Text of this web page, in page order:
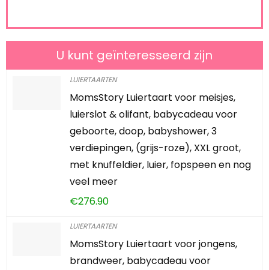
U kunt geïnteresseerd zijn
LUIERTAARTEN
MomsStory Luiertaart voor meisjes,
luierslot & olifant, babycadeau voor
geboorte, doop, babyshower, 3
verdiepingen, (grijs-roze), XXL groot,
met knuffeldier, luier, fopspeen en nog
veel meer
€276.90
LUIERTAARTEN
MomsStory Luiertaart voor jongens,
brandweer, babycadeau voor